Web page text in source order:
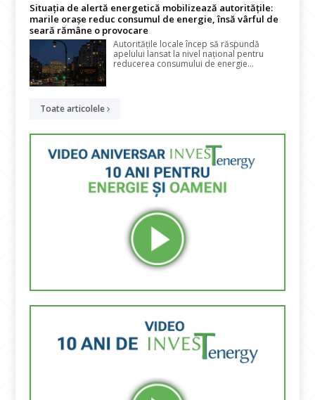
Situația de alertă energetică mobilizează autoritățile:
marile orașe reduc consumul de energie, însă vârful de
seară rămâne o provocare
Autoritățile locale încep să răspundă
apelului lansat la nivel național pentru
reducerea consumului de energie...
Toate articolele